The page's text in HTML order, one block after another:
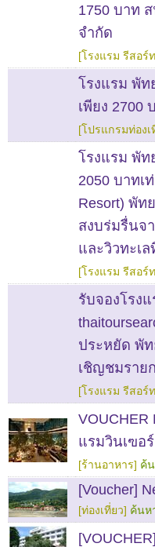
1750 บาท
จำกัด
[โรงแรม รีสอร์
โรงแรม พัท
เพียง 2700
[โปรแกรมท่องเ
โรงแรม พัท
2050 บาทเ
Resort) พั
สงบร่มรื่นจ
และวิวทะเ
[โรงแรม รีสอร์
รับจองโรง
ประหยัด พัท
เชิญชมราย
[โรงแรม รีสอร์
VOUCHER
แรมวินเฃอ
[ร้านอาหาร] ค้
[Voucher]
[ท่องเที่ยว] ค้นห